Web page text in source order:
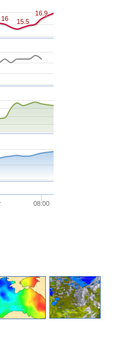
16
16 15.5
15.5
16.9
16.9
08:00